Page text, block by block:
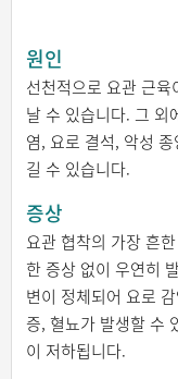
원인
선천적으로 요관 근
날 수 있습니다. 그 외
염, 요로 결석, 악성
길 수 있습니다.
증상
요관 협착의 가장 흔
한 증상 없이 우연히
변이 정체되어 요로
증, 혈뇨가 발생할 수
이 저하됩니다.